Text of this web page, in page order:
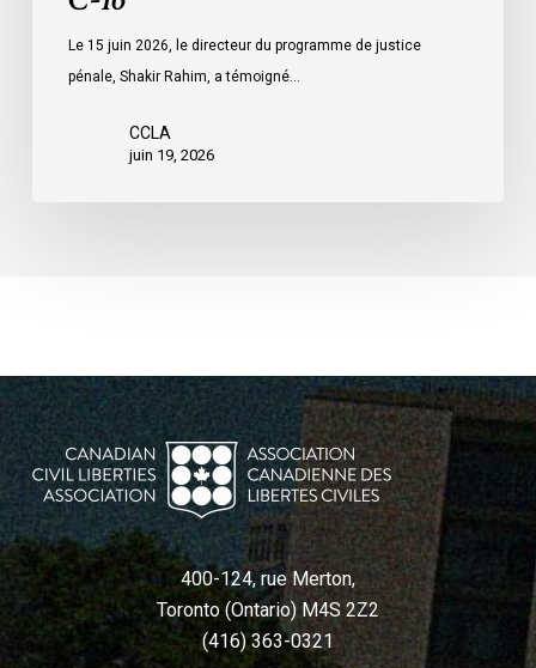
Le 15 juin 2026, le directeur du programme de justice
pénale, Shakir Rahim, a témoigné…
CCLA
juin 19, 2026
400-124, rue Merton,
Toronto (Ontario) M4S 2Z2
(416) 363-0321